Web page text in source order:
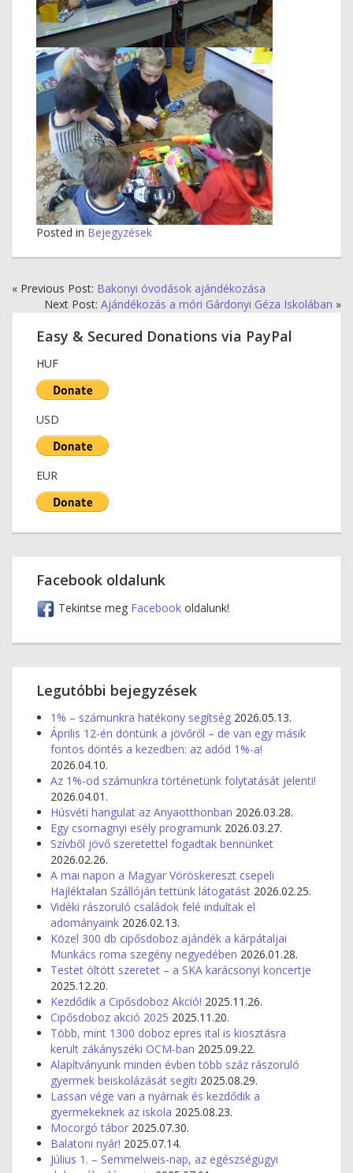
Posted in Bejegyzések
« Previous Post: Bakonyi óvodások ajándékozása
Next Post: Ajándékozás a móri Gárdonyi Géza Iskolában »
Easy & Secured Donations via PayPal
HUF
USD
EUR
Facebook oldalunk
Tekintse meg Facebook oldalunk!
Legutóbbi bejegyzések
1% – számunkra hatékony segítség 2026.05.13.
Április 12-én döntünk a jövőről – de van egy másik
fontos döntés a kezedben: az adód 1%-a!
2026.04.10.
Az 1%-od számunkra történetünk folytatását jelenti!
2026.04.01.
Húsvéti hangulat az Anyaotthonban 2026.03.28.
Egy csomagnyi esély programunk 2026.03.27.
Szívből jövő szeretettel fogadtak bennünket
2026.02.26.
A mai napon a Magyar Vöröskereszt csepeli
Hajléktalan Szállóján tettünk látogatást 2026.02.25.
Vidéki rászoruló családok felé indultak el
adományaink 2026.02.13.
Közel 300 db cipősdoboz ajándék a kárpátaljai
Munkács roma szegény negyedében 2026.01.28.
Testet öltött szeretet – a SKA karácsonyi koncertje
2025.12.20.
Kezdődik a Cipősdoboz Akció! 2025.11.26.
Cipősdoboz akció 2025 2025.11.20.
Több, mint 1300 doboz epres ital is kiosztásra
került zákányszéki OCM-ban 2025.09.22.
Alapítványunk minden évben több száz rászoruló
gyermek beiskolázását segíti 2025.08.29.
Lassan vége van a nyárnak és kezdődik a
gyermekeknek az iskola 2025.08.23.
Mocorgó tábor 2025.07.30.
Balatoni nyár! 2025.07.14.
Július 1. – Semmelweis-nap, az egészségügyi